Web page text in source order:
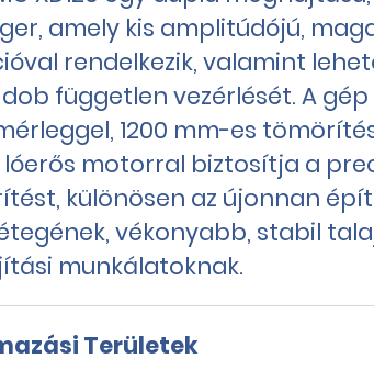
amely kis amplitúdójú,
rendelkezik, valamint
független vezérlését. A gép
1200 mm-es
lóerős motorral biztosítja a
különösen az újonnan
vékonyabb, stabil
munkálatoknak.
Területek